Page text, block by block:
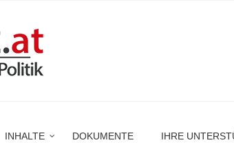
INHALTE DOKUMENTE IHRE